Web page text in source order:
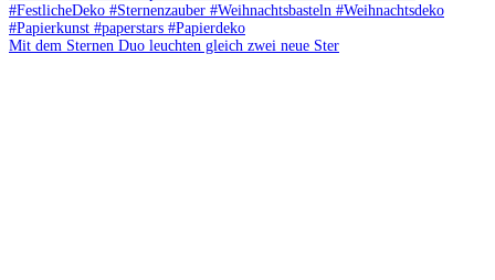
Mit dem Sternen Duo leuchten gleich zwei neue Ster